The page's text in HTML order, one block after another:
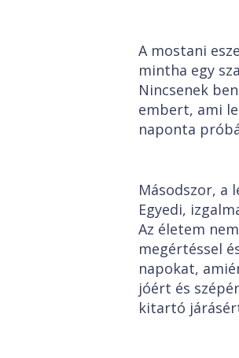
A mostani
mintha egy
Nincsenek
embert, ami
naponta
Másodszor, a
Egyedi,
Az életem
megértéssel
napokat,
jóért és
kitartó